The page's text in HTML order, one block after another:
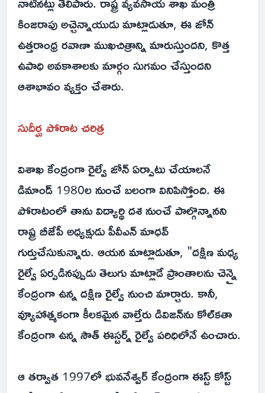
కింజరాపు అచ్చెన్నాయుడు మాట్లాడుతూ, ఈ జోన్
ఉత్తరాంధ్ర రవాణా ముఖచిత్రాన్ని మారుస్తుందని, కొత్త
ఉపాధి అవకాశాలకు మార్గం సుగమం చేస్తుందని
ఆశాభావం వ్యక్తం చేశారు.
సుదీర్ఘ పోరాట చరిత్ర
విశాఖ కేంద్రంగా రైల్వే జోన్ ఏర్పాటు చేయాలనే
డిమాండ్ 1980ల నుంచే బలంగా వినిపిస్తోంది. ఈ
పోరాటంలో తాను విద్యార్థి దశ నుంచే పాల్గొన్నానని
రాష్ట్ర బీజేపీ అధ్యక్షుడు పీవీఎన్ మాధవ్
గుర్తుచేసుకున్నారు. ఆయన మాట్లాడుతూ, "దక్షిణ మధ్య
రైల్వే ఏర్పడినప్పుడు తెలుగు మాట్లాడే ప్రాంతాలను చెన్నై
కేంద్రంగా ఉన్న దక్షిణ రైల్వే నుంచి మార్చారు. కానీ,
వ్యూహాత్మకంగా కీలకమైన వాల్తేరు డివిజన్‌ను కోల్‌కతా
కేంద్రంగా ఉన్న సౌత్ ఈస్టర్న్ రైల్వే పరిధిలోనే ఉంచారు.
ఆ తర్వాత 1997లో భువనేశ్వర్ కేంద్రంగా ఈస్ట్ కోస్ట్